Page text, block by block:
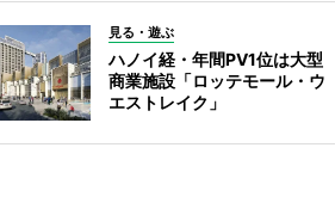
見る・遊ぶ
ハノイ経・年間PV1位は大型
商業施設「ロッテモール・ウ
エストレイク」